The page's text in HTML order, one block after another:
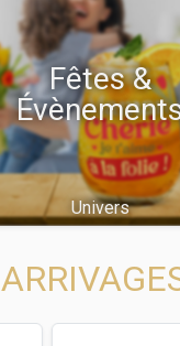
Fêtes &
Univers